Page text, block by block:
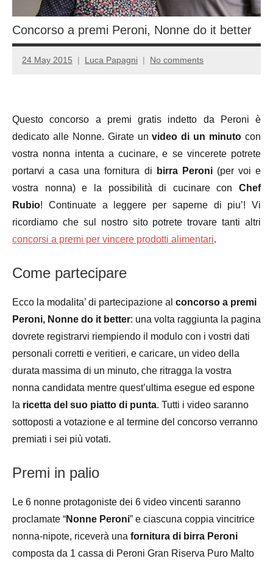
Concorso a premi Peroni, Nonne do it better
24 May 2015 Luca Papagni No comments
Questo concorso a premi gratis indetto da Peroni è
dedicato alle Nonne. Girate unvideo di un minuto con
vostra nonna intenta a cucinare, e se vincerete potrete
portarvi a casa una fornitura di
birra Peroni(per voi e
vostra nonna) e la possibilità di cucinare con Chef
Rubio! Continuate a leggere per saperne di piu’! Vi
ricordiamo che sul nostro sito potrete trovare tanti altri
concorsi a premi per vincere prodotti alimentari.
Come partecipare
Ecco la modalita’ di partecipazione al concorso a premi
Peroni, Nonne do it better: una volta raggiunta la pagina
dovrete registrarvi riempiendo il modulo con i vostri dati
personali corretti e veritieri, e caricare, un video della
durata massima di un minuto, che ritragga la vostra
nonna candidata mentre quest’ultima esegue ed espone
la ricetta del suo piatto di punta. Tutti i video saranno
sottoposti a votazione e al termine del concorso verranno
premiati i sei più votati.
Premi in palio
Le 6 nonne protagoniste dei 6 video vincenti saranno
proclamate “Nonne Peroni” e ciascuna coppia vincitrice
nonna-nipote, riceverà una fornitura di birra Peroni
composta da 1 cassa di Peroni Gran Riserva Puro Malto